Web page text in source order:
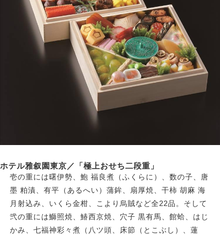
ホテル雅叙園東京／「極上おせち二段重」
壱の重には曙伊勢、鮑 福良煮（ふくらに）、数の子、唐
墨 粕漬、有平（あるへい）蒲鉾、扇厚焼、干柿 胡麻 海
月射込み、いくら金柑、こより烏賊など全22品。そして
弐の重には鰤照焼、鰆西京焼、穴子 黒有馬、館蛤、はじ
かみ、七福神彩々煮（八ツ頭、床節（とこぶし）、蓮